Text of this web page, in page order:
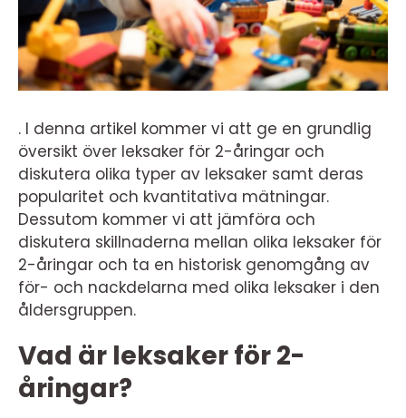
. I denna artikel kommer vi att ge en grundlig
översikt över leksaker för 2-åringar och
diskutera olika typer av leksaker samt deras
popularitet och kvantitativa mätningar.
Dessutom kommer vi att jämföra och
diskutera skillnaderna mellan olika leksaker för
2-åringar och ta en historisk genomgång av
för- och nackdelarna med olika leksaker i den
åldersgruppen.
Vad är leksaker för 2-
åringar?